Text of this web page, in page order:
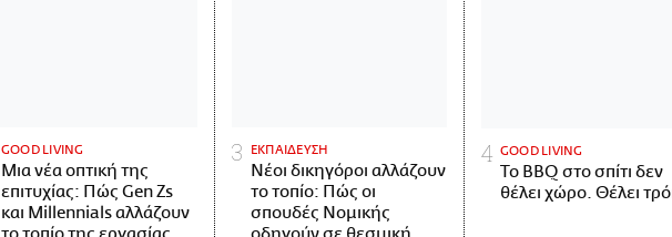
GOOD LIVING
Μια νέα οπτική της
επιτυχίας: Πώς Gen Zs
και Millennials αλλάζουν
ΕΚΠΑΙΔΕΥΣΗ
Νέοι δικηγόροι αλλάζουν
το τοπίο: Πώς οι
σπουδές Νομικής
GOOD LIVING
Το BBQ στο σπίτι δεν
θέλει χώρο. Θέλει